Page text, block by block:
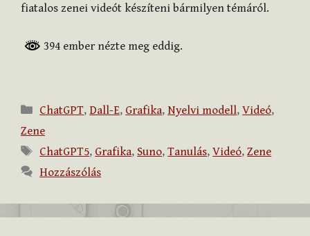
fiatalos zenei videót készíteni bármilyen témáról.
394 ember nézte meg eddig.
Kategória
ChatGPT, Dall-E, Grafika, Nyelvi modell,Videó,
Zene
Címkék
ChatGPT5, Grafika, Suno,Tanulás,Videó,Zene
Hozzászólás